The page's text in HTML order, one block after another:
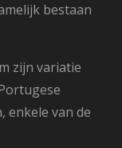
bestaan
zijn variatie
enkele van de